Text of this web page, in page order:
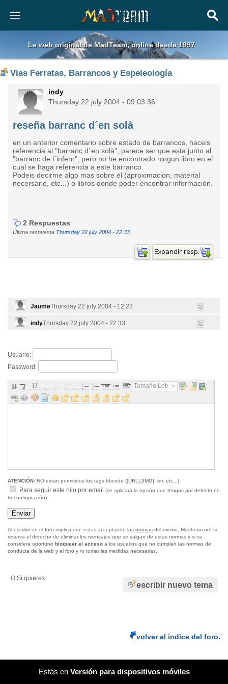
La web original de MadTeam, online desde 1997
Vias Ferratas, Barrancos y Espeleología
indy
Thursday 22 july 2004 - 09:03:36
reseña barranc d´en solà
en un anterior comentario sobre estado de barrancos, haceis
referencia al "barranc d´en solà", parece ser que esta junto al
"barranc de l´infern", pero no he encontrado ningun libro en el
cual se haga referencia a este barranco.
Podeis decirme algo mas sobre él (aproximacion, material
necersario, etc...) o libros donde poder encontrar información.
2 Respuestas
Última respuesta Thursday 22 july 2004 - 22:33
JaumeThursday 22 july 2004 - 12:23
indyThursday 22 july 2004 - 22:33
Usuario:
Password:
Tamaño Letra...
ATENCIÓN: NO estan permitidos los tags bbcode ([URL],[IMG], etc etc...)
Para seguir este hilo por email
(se aplicará la opción que tengas por defecto en
tu configuración)
Al escribir en el foro implica que estas acceptando las normas del mismo, Madteam.net se
reserva el derecho de eliminar los mensajes que se salgan de estas normas y si se
considera oportuno bloquear el acceso a los usuarios que no cumplan las normas de
conducta de la web y el foro y /o tomar las medidas necesarias.
escribir nuevo tema
O Si quieres
volver al indice del foro.
Estás en Versión para dispositivos móviles